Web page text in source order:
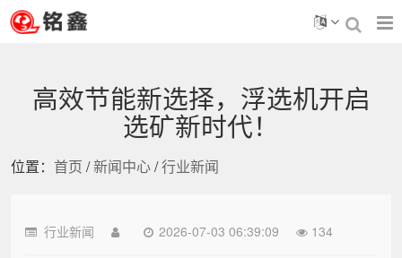
高效节能新选择，浮选机开启
选矿新时代！
位置： 首页 /新闻中心/行业新闻
行业新闻 2026-07-03 06:39:09 134